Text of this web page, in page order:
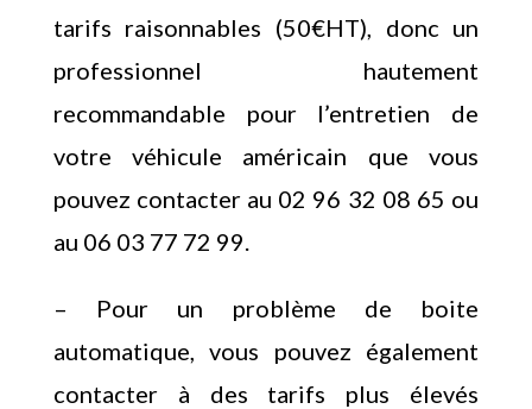
tarifs raisonnables (50€HT), donc un
professionnel hautement
recommandable pour l’entretien de
votre véhicule américain que vous
pouvez contacter au 02 96 32 08 65 ou
au 06 03 77 72 99.
– Pour un problème de boite
automatique, vous pouvez également
contacter à des tarifs plus élevés